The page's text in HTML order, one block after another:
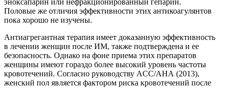
эноксапарин или нефракционированный гепарин.
Половые же отличия эффективности этих антикоагулянтов
пока хорошо не изучены.
Антиагрегантная терапия имеет доказанную эффективность
в лечении женщин после ИМ, также подтверждена и ее
безопасность. Однако на фоне приема этих препаратов
женщины имеют гораздо более высокий уровень частоты
кровотечений. Согласно руководству ACC/АНА (2013),
женский пол является фактором риска кровотечений после